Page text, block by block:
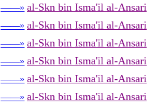
——» al-Skn bin Isma'il al-Ansari
——» al-Skn bin Isma'il al-Ansari
——» al-Skn bin Isma'il al-Ansari
——» al-Skn bin Isma'il al-Ansari
——» al-Skn bin Isma'il al-Ansari
——» al-Skn bin Isma'il al-Ansari